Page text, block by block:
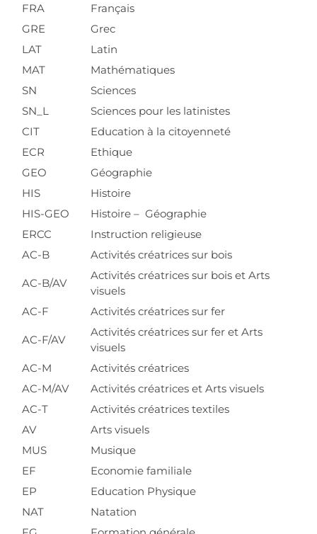
FRA
Français
GRE
Grec
LAT
Latin
MAT
Mathématiques
SN
Sciences
SN_L
Sciences pour les latinistes
CIT
Education à la citoyenneté
ECR
Ethique
GEO
Géographie
HIS
Histoire
HIS-GEO
Histoire – Géographie
ERCC
Instruction religieuse
AC-B
Activités créatrices sur bois
AC-B/AV
Activités créatrices sur bois et Arts
visuels
AC-F
Activités créatrices sur fer
AC-F/AV
Activités créatrices sur fer et Arts
visuels
AC-M
Activités créatrices
AC-M/AV
Activités créatrices et Arts visuels
AC-T
Activités créatrices textiles
AV
Arts visuels
MUS
Musique
EF
Economie familiale
EP
Education Physique
NAT
Natation